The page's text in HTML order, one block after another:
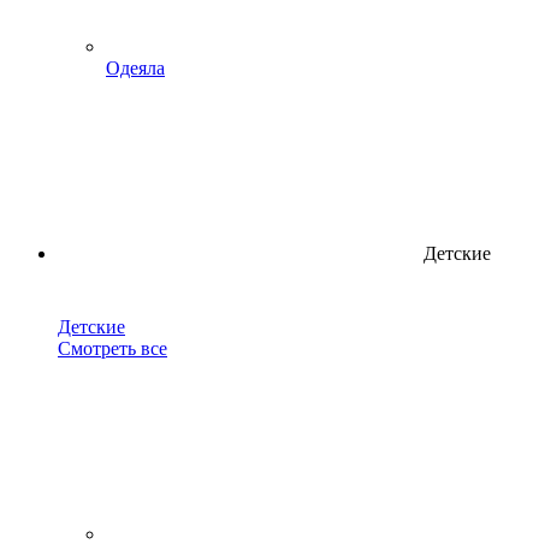
Одеяла
Детские
Детские
Смотреть все